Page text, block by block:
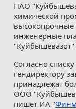
ПАО
химической
высокопрочные
инженерные
Согласно
гендиректору
принадлежат
ООО
пишет ИА "